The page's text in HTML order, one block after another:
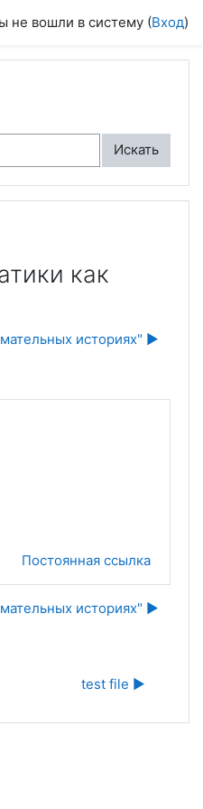
не вошли в систему (Вход)
Искать
как
историях" ▶︎
Постоянная ссылка
историях" ▶︎
test file ▶︎